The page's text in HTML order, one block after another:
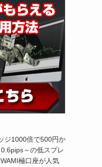
ジ1000倍で500円か
～の低スプレ
極口座が人気